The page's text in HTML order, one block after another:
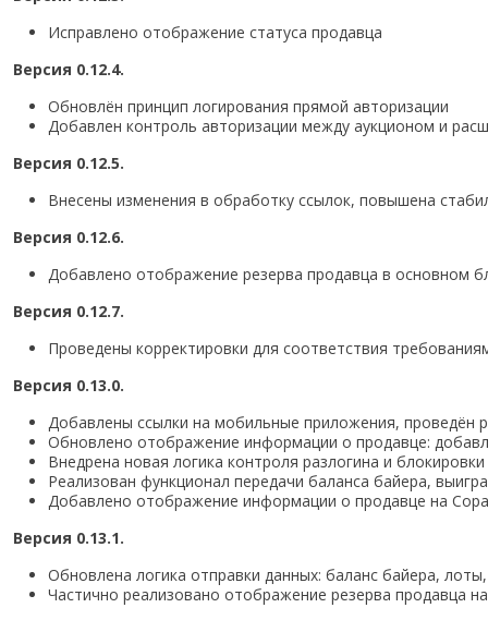
Исправлено отображение статуса продавца
Версия 0.12.4.
Обновлён принцип логирования прямой авторизации
Добавлен контроль авторизации между аукционом и
Версия 0.12.5.
Внесены изменения в обработку ссылок, повышена
Версия 0.12.6.
Добавлено отображение резерва продавца в основном
Версия 0.12.7.
Проведены корректировки для соответствия
Версия 0.13.0.
Добавлены ссылки на мобильные приложения, проведён
Обновлено отображение информации о продавце:
Внедрена новая логика контроля разлогина и
Реализован функционал передачи баланса байера,
Добавлено отображение информации о продавце на
Версия 0.13.1.
Обновлена логика отправки данных: баланс байера,
Частично реализовано отображение резерва продавца